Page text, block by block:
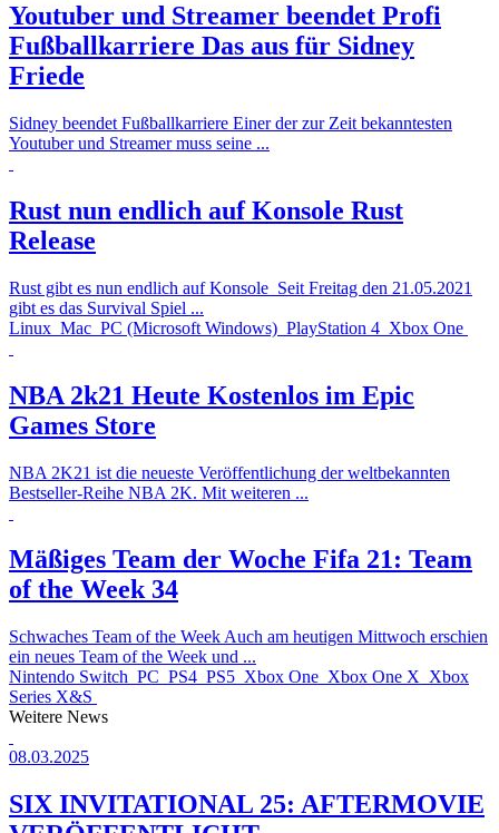
Youtuber und Streamer beendet Profi
Fußballkarriere Das aus für Sidney
Friede
Sidney beendet Fußballkarriere Einer der zur Zeit bekanntesten
Youtuber und Streamer muss seine ...
Rust nun endlich auf Konsole Rust
Release
Rust gibt es nun endlich auf Konsole Seit Freitag den 21.05.2021
gibt es das Survival Spiel ...
Linux Mac PC (Microsoft Windows) PlayStation 4 Xbox One
NBA 2k21 Heute Kostenlos im Epic
Games Store
NBA 2K21 ist die neueste Veröffentlichung der weltbekannten
Bestseller-Reihe NBA 2K. Mit weiteren ...
Mäßiges Team der Woche Fifa 21: Team
of the Week 34
Schwaches Team of the Week Auch am heutigen Mittwoch erschien
ein neues Team of the Week und ...
Nintendo Switch PC PS4 PS5 Xbox One Xbox One X Xbox
Series X&S
Weitere News
08.03.2025
SIX INVITATIONAL 25: AFTERMOVIE